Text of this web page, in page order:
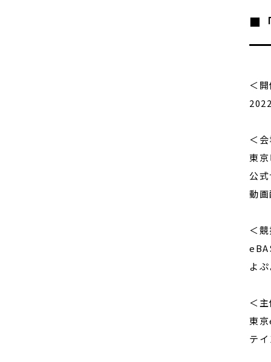
■
＜
＜
東
公
動
＜
よ
＜
東
テ